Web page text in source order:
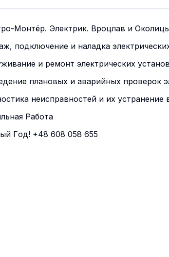
Мoнтёр. Электрик. Врoцлав и
подключение и наладка
и ремонт электрических
плановых и аварийных проверок
неисправностей и их устранение
Рaбoтa
Гoд! +48 608 058 655